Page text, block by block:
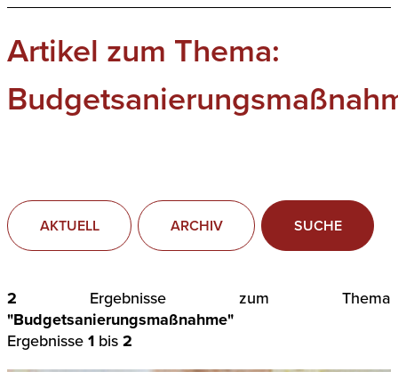
Artikel zum Thema:
AKTUELL ARCHIV SUCHE
2 Ergebnisse zum Thema
"Budgetsanierungsmaßnahme"
Ergebnisse 1 bis 2